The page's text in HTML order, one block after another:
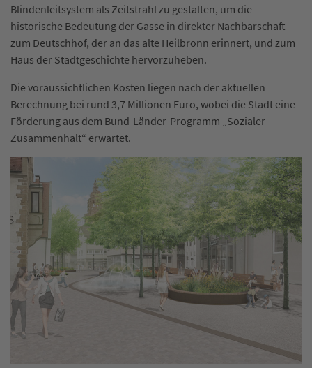
Blindenleitsystem als Zeitstrahl zu gestalten, um die
historische Bedeutung der Gasse in direkter Nachbarschaft
zum Deutschhof, der an das alte Heilbronn erinnert, und zum
Haus der Stadtgeschichte hervorzuheben.
Die voraussichtlichen Kosten liegen nach der aktuellen
Berechnung bei rund 3,7 Millionen Euro, wobei die Stadt eine
Förderung aus dem Bund-Länder-Programm „Sozialer
Zusammenhalt“ erwartet.